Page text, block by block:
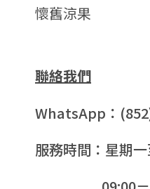
懷舊涼果
聯絡我們
WhatsApp：
服務時間：星期